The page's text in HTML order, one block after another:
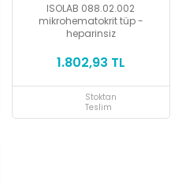
ISOLAB 088.02.002
mikrohematokrit tüp -
heparinsiz
1.802,93 TL
Stoktan
Teslim